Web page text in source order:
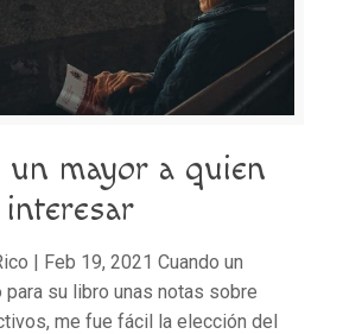
mayor a quien
| Feb 19, 2021 Cuando un
su libro unas notas sobre
me fue fácil la elección del